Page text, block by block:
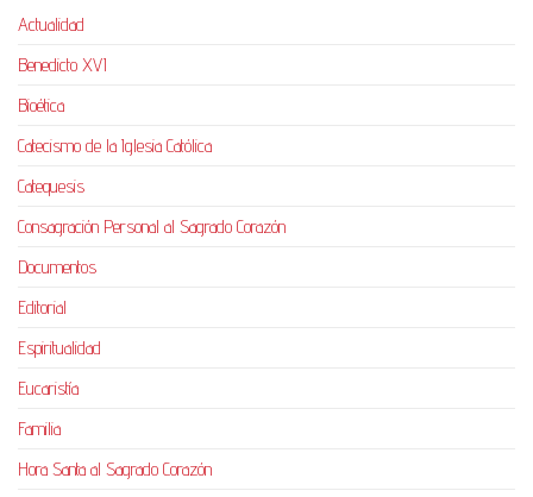
Actualidad
Benedicto XVI
Bioética
Catecismo de la Iglesia Católica
Catequesis
Consagración Personal al Sagrado Corazón
Documentos
Editorial
Espiritualidad
Eucaristía
Familia
Hora Santa al Sagrado Corazón